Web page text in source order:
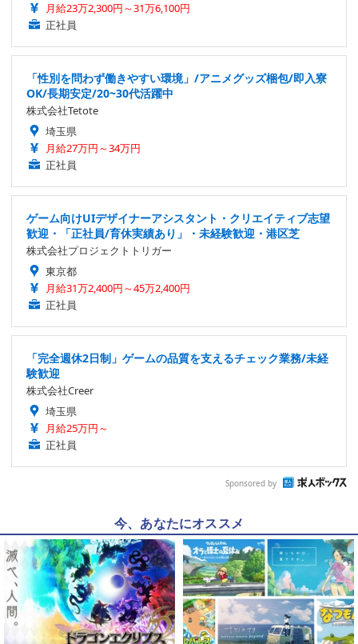
月給23万2,300円～31万6,100円
正社員
「性別を問わず働きやすい環境」/アニメグッズ梱包/即入寮
OK/長期安定/20~30代活躍中
株式会社Tetote
埼玉県
月給27万円～34万円
正社員
ゲーム向けUIデザイナーアシスタント・クリエイティブ志望
歓迎・「正社員/育休実績あり」・未経験歓迎・港区芝
株式会社プロジェクトトリガー
東京都
月給31万2,400円～45万2,400円
正社員
「完全週休2日制」ゲームの品質を支えるチェック業務/未経
験歓迎
株式会社Creer
埼玉県
月給25万円～
正社員
Sponsored by
今、あなたにオススメ